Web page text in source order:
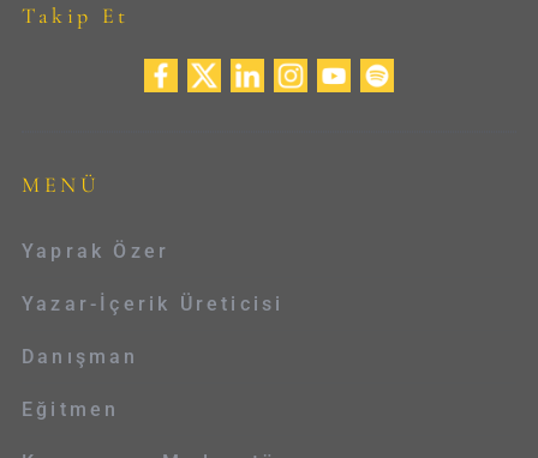
Takip Et
MENÜ
Yaprak Özer
Yazar-İçerik Üreticisi
Danışman
Eğitmen